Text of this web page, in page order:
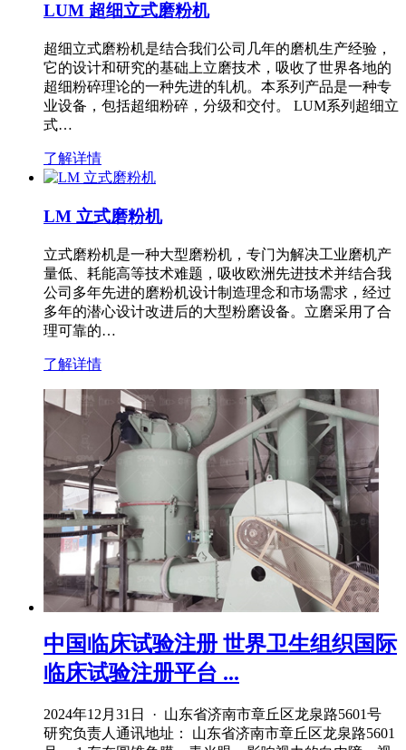
LUM 超细立式磨粉机
超细立式磨粉机是结合我们公司几年的磨机生产经验，
它的设计和研究的基础上立磨技术，吸收了世界各地的
超细粉碎理论的一种先进的轧机。本系列产品是一种专
业设备，包括超细粉碎，分级和交付。 LUM系列超细立
式…
了解详情
LM 立式磨粉机
立式磨粉机是一种大型磨粉机，专门为解决工业磨机产
量低、耗能高等技术难题，吸收欧洲先进技术并结合我
公司多年先进的磨粉机设计制造理念和市场需求，经过
多年的潜心设计改进后的大型粉磨设备。立磨采用了合
理可靠的…
了解详情
中国临床试验注册 世界卫生组织国际
临床试验注册平台 ...
2024年12月31日 · 山东省济南市章丘区龙泉路5601号
研究负责人通讯地址： 山东省济南市章丘区龙泉路5601